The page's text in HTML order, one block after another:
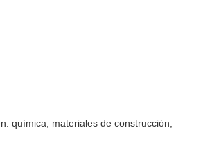
química, materiales de construcción,